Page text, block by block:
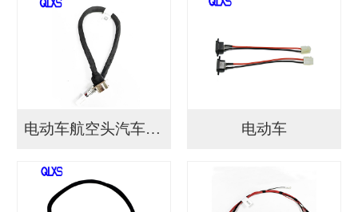
电动车航空头汽车连接... 电动车